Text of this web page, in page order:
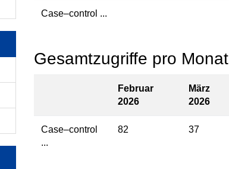
Case–control ...
Gesamtzugriffe pro Monat
Februar
2026
März
2026
Case–control
...
82 37